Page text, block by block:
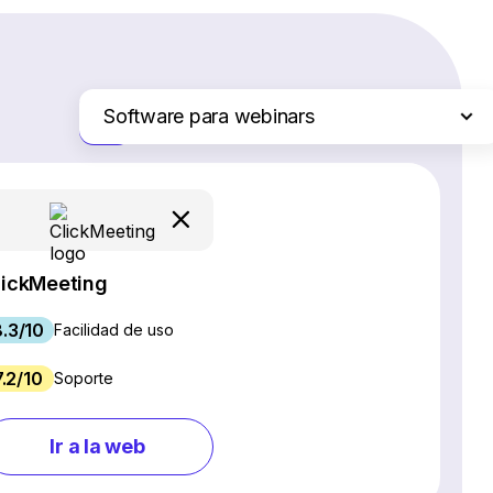
Software para webinars
Servicios de hosting web
Software de gestión de proyectos
Software SEO
Marketing por correo electrónico
Solo las diferencias
10 Facilidad de uso
10 Soporte
Ir a la web